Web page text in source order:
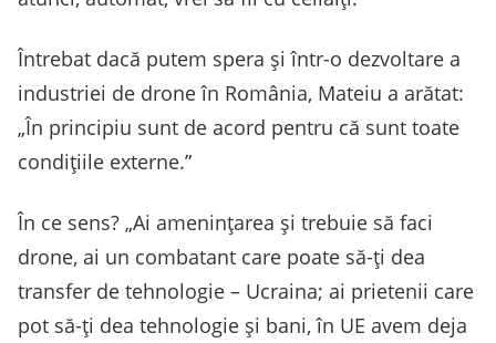
Întrebat dacă putem spera și într-o dezvoltare a
industriei de drone în România, Mateiu a arătat:
„În principiu sunt de acord pentru că sunt toate
condițiile externe.”
În ce sens? „Ai amenințarea și trebuie să faci
drone, ai un combatant care poate să-ți dea
transfer de tehnologie – Ucraina; ai prietenii care
pot să-ți dea tehnologie și bani, în UE avem deja